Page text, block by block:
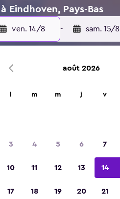
Eindhoven, Pays-Bas
ven. 14/8 - sam. 15/8
d'hébergements.
août 2026
m m j v
3 4 5 6 7
10 11 12 13 14
17 18 19 20 21